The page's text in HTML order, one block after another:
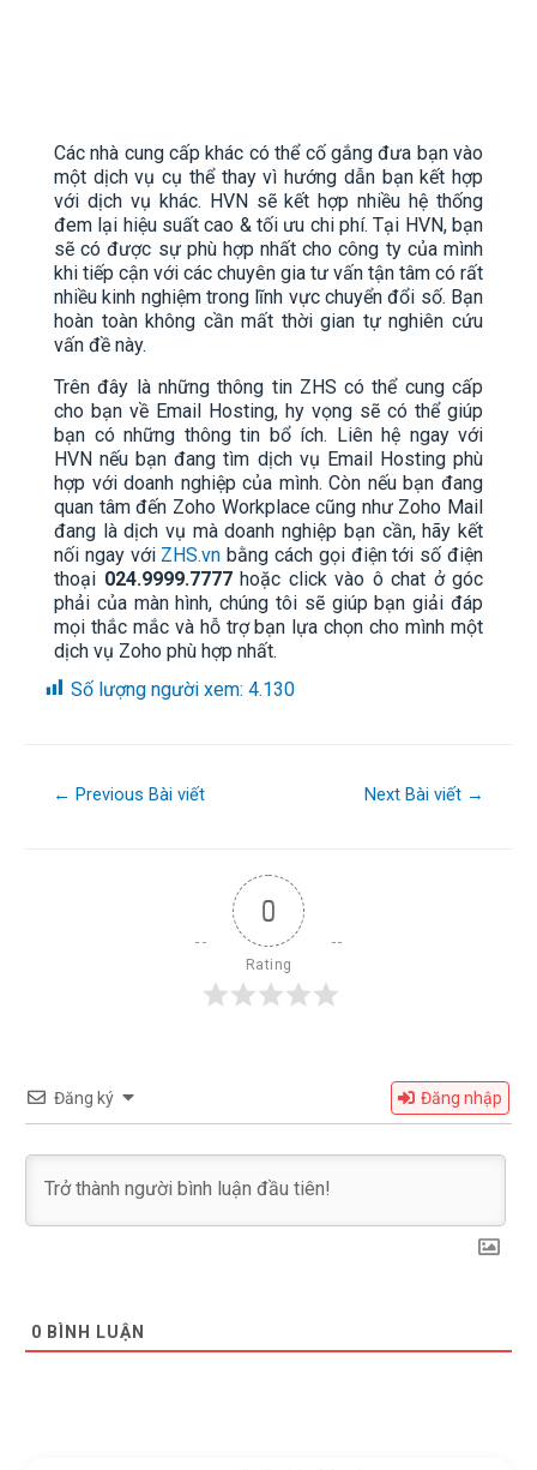
Các nhà cung cấp khác có thể cố gắng đưa bạn vào
một dịch vụ cụ thể thay vì hướng dẫn bạn kết hợp
với dịch vụ khác. HVN sẽ kết hợp nhiều hệ thống
đem lại hiệu suất cao & tối ưu chi phí. Tại HVN, bạn
sẽ có được sự phù hợp nhất cho công ty của mình
khi tiếp cận với các chuyên gia tư vấn tận tâm có rất
nhiều kinh nghiệm trong lĩnh vực chuyển đổi số. Bạn
hoàn toàn không cần mất thời gian tự nghiên cứu
vấn đề này.
Trên đây là những thông tin ZHS có thể cung cấp
cho bạn về Email Hosting, hy vọng sẽ có thể giúp
bạn có những thông tin bổ ích. Liên hệ ngay với
HVN nếu bạn đang tìm dịch vụ Email Hosting phù
hợp với doanh nghiệp của mình. Còn nếu bạn đang
quan tâm đến Zoho Workplace cũng như Zoho Mail
đang là dịch vụ mà doanh nghiệp bạn cần, hãy kết
nối ngay với ZHS.vn bằng cách gọi điện tới số điện
thoại 024.9999.7777hoặc click vào ô chat ở góc
phải của màn hình, chúng tôi sẽ giúp bạn giải đáp
mọi thắc mắc và hỗ trợ bạn lựa chọn cho mình một
dịch vụ Zoho phù hợp nhất.
Số lượng người xem: 4.130
← Previous Bài viết Next Bài viết →
0
Rating
Đăng ký Đăng nhập
0 BÌNH LUẬN